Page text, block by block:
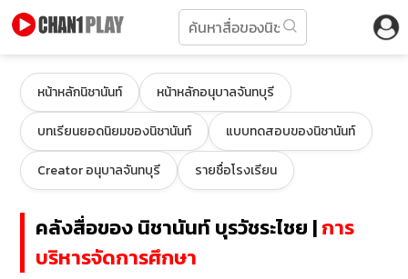
หน้าหลักนิชานันท์ หน้าหลักอนุบาลจันทบุรี
บทเรียนยอดนิยมของนิชานันท์ แบบทดสอบของนิชานันท์
Creator อนุบาลจันทบุรี รายชื่อโรงเรียน
คลังสื่อของ นิชานันท์ บุรวัชระไชย |การ
บริหารจัดการศึกษา